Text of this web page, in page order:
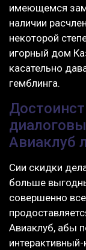
имеющемся
наличии
некоторой
игорный дом
касательно
гемблинга.
Авиаклуб
Сии скидки
больше
совершенно
Авиаклуб, абы